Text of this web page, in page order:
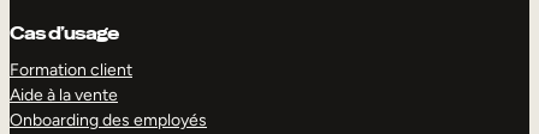
Cas d’usage
Formation client
Aide à la vente
Onboarding des employés